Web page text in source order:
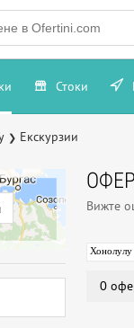
Стоки
❯ Екскурзии
Вижте
Хонолулу
0